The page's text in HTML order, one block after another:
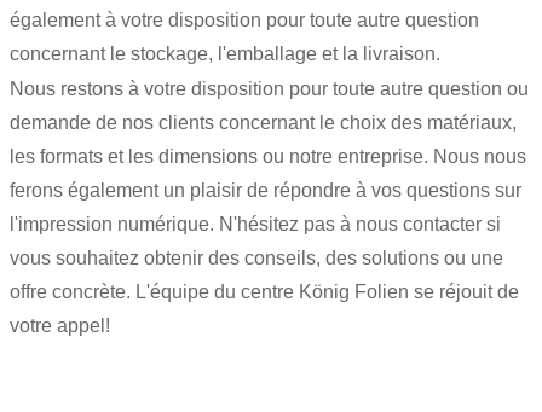
également à votre disposition pour toute autre question
concernant le stockage, l'emballage et la livraison.
Nous restons à votre disposition pour toute autre question ou
demande de nos clients concernant le choix des matériaux,
les formats et les dimensions ou notre entreprise. Nous nous
ferons également un plaisir de répondre à vos questions sur
l'impression numérique. N'hésitez pas à nous contacter si
vous souhaitez obtenir des conseils, des solutions ou une
offre concrète. L'équipe du centre König Folien se réjouit de
votre appel!